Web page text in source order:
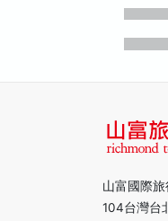
山富國際
104台灣台